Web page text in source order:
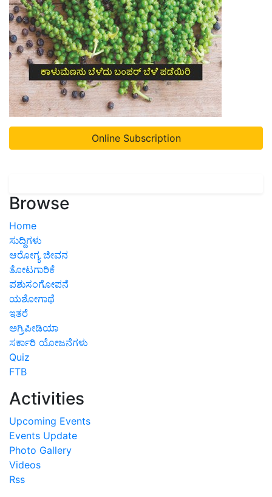
Home
ಸುದ್ದಿಗಳು
ಆರೋಗ್ಯ ಜೀವನ
ತೋಟಗಾರಿಕೆ
ಪಶುಸಂಗೋಪನೆ
ಯಶೋಗಾಥೆ
ಇತರೆ
ಅಗ್ರಿಪೀಡಿಯಾ
ಸರ್ಕಾರಿ ಯೋಜನೆಗಳು
Quiz
FTB
Upcoming Events
Events Update
Photo Gallery
Videos
Rss